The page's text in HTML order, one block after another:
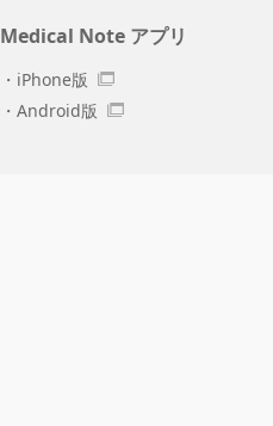
Medical Note アプリ
iPhone版
Android版